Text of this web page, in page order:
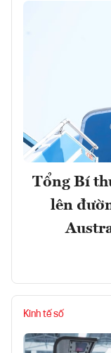
Tổng Bí
lên
Kinh tế số